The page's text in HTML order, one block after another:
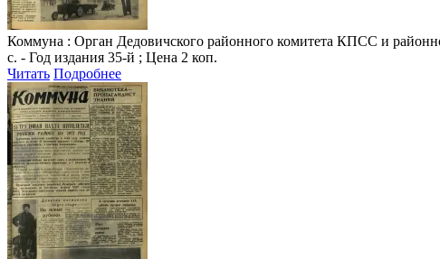
Коммуна : Орган Дедовичского районного комитета КПСС и
с. - Год издания 35-й ; Цена 2 коп.
Читать Подробнее